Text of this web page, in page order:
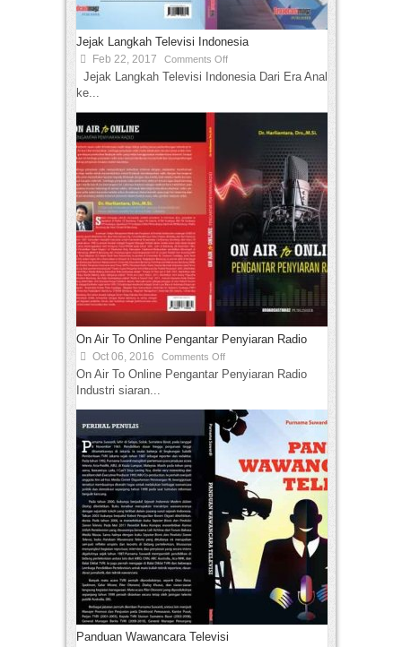
Jejak Langkah Televisi Indonesia
Feb 22, 2017 Comments Off
Jejak Langkah Televisi Indonesia Dari Era Analog
ke...
On Air To Online Pengantar Penyiaran Radio
Oct 06, 2016 Comments Off
On Air To Online Pengantar Penyiaran Radio
Industri siaran...
Panduan Wawancara Televisi